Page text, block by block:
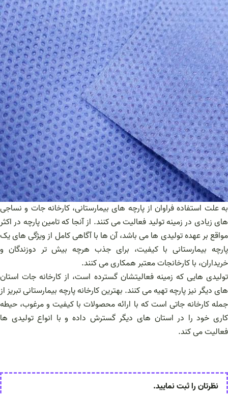
به علت استفاده فراوان از پارچه های بیمارستانی، کارخانه جات و نساجی
های زیادی در زمینه تولید فعالیت می کنند. از آنجا که تامین پارچه در اکثر
مواقع بر عهده تولیدی ها می باشد، آن ها با آگاهی کامل از ویژگی های یک
پارچه بیمارستانی با کیفیت، برای جذب هرچه بیش تر دوزندگان و
خریداران، با کارخانجات معتبر همکاری می کنند.
تولیدی هایی که زمینه فعالیتشان گسترده است، از کارخانه جات استان
های دیگر نیز پارچه تهیه می کنند. بهترین کارخانه پارچه بیمارستانی تبریز از
جمله کارخانه جاتی است که با ارائه محصولات با کیفیت و مرغوب، حیطه
کاری خود را در استان های دیگر گسترش داده و با انواع تولیدی ها
فعالیت می کند.
نظرتان را ثبت نمایید.